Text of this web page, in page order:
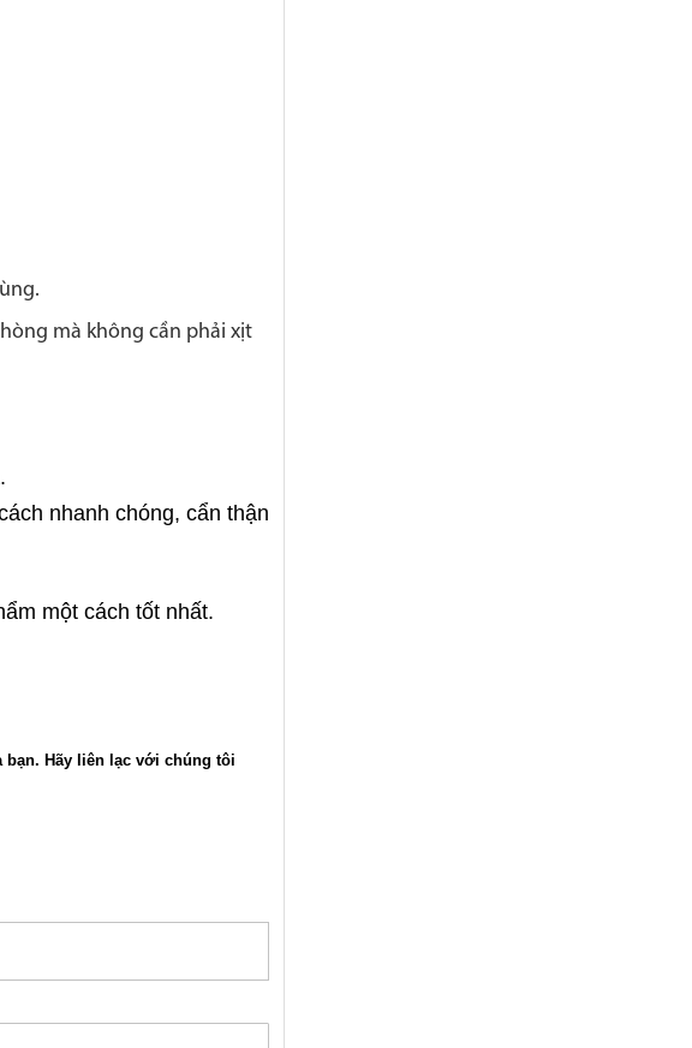
mà không cần phải xịt
nhanh chóng, cẩn thận
một cách tốt nhất.
bạn. Hãy liên lạc với chúng tôi